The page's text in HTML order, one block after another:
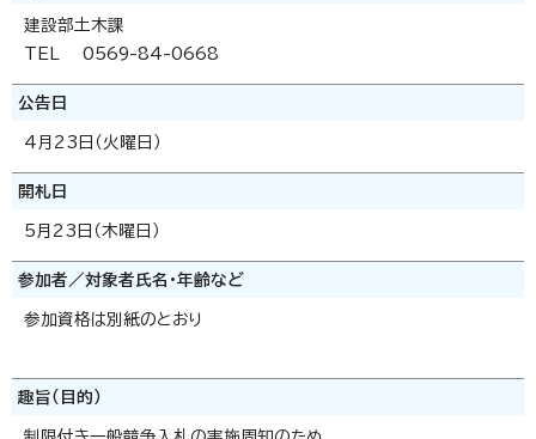
建設部土木課
TEL 0569-84-0668
公告日
4月23日（火曜日）
開札日
5月23日（木曜日）
参加者／対象者氏名・年齢など
参加資格は別紙のとおり
趣旨（目的）